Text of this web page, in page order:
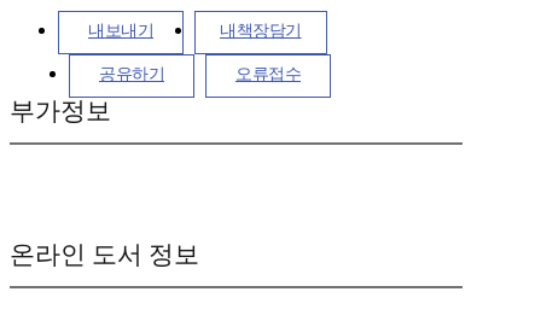
내보내기 내책장담기
공유하기 오류접수
부가정보
온라인 도서 정보